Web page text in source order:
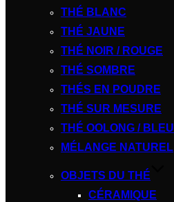
THÉ BLANC
THÉ JAUNE
THÉ NOIR / ROUGE
THÉ SOMBRE
THÉS EN POUDRE
THÉ SUR MESURE
THÉ OOLONG / BLEU
MÉLANGE NATUREL
OBJETS DU THÉ
CÉRAMIQUE